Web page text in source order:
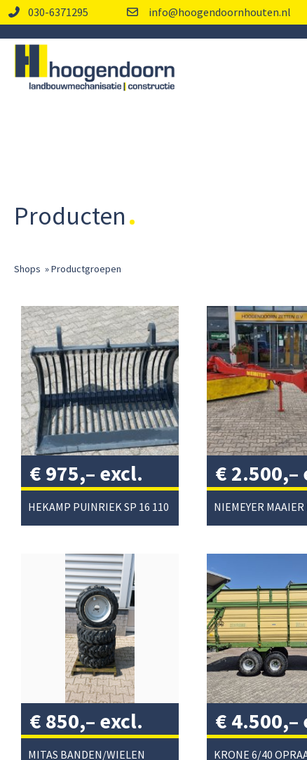
030-6371295 info@hoogendoornhouten.nl
Producten
Shops »Productgroepen
HEKAMP PUINRIEK SP 16 110
€ 975,– excl.
btw/ NIEMEYER MAAIER
€ 2.500,–
btw/
MITAS BANDEN/WIELEN
€ 850,– excl.
KRONE 6/40
€ 4.500,–